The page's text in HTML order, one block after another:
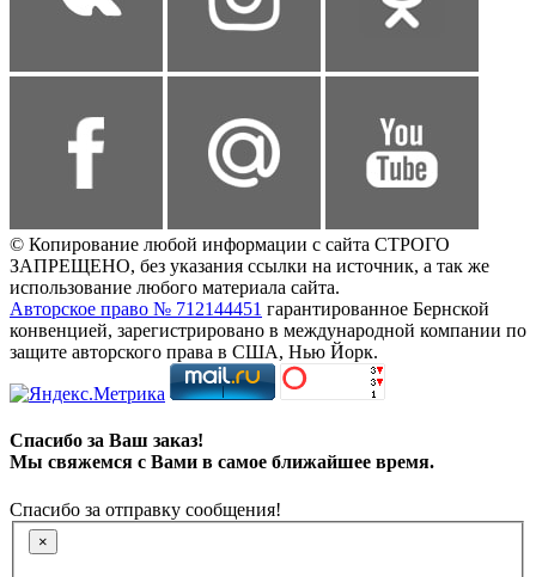
© Копирование любой информации с сайта СТРОГО
ЗАПРЕЩЕНО, без указания ссылки на источник, а так же
использование любого материала сайта.
Авторское право № 712144451 гарантированное Бернской
конвенцией, зарегистрировано в международной компании по
защите авторского права в США, Нью Йорк.
Спасибо за Ваш заказ!
Мы свяжемся с Вами в самое ближайшее время.
Спасибо за отправку сообщения!
×